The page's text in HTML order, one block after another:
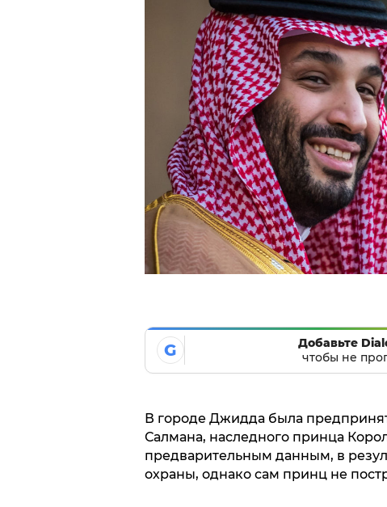
G
Добавьте
чтобы не
В городе Джидда была
Салмана, наследного принца
предварительным данным, в
охраны, однако сам принц не